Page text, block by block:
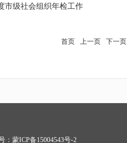
市级社会组织年检工作
首页 上一页 下一页
： 蒙ICP备15004543号-2